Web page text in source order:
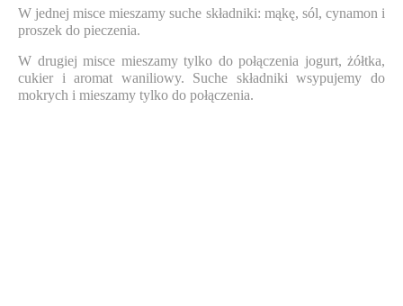
W jednej misce mieszamy suche składniki: mąkę, sól, cynamon i
proszek do pieczenia.
W drugiej misce mieszamy tylko do połączenia jogurt, żółtka,
cukier i aromat waniliowy. Suche składniki wsypujemy do
mokrych i mieszamy tylko do połączenia.